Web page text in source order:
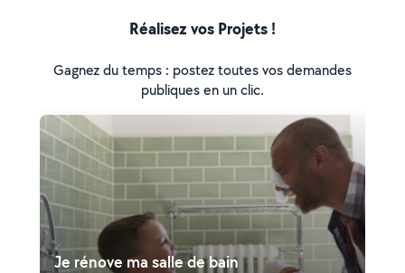
Réalisez vos Projets !
Gagnez du temps : postez toutes vos demandes
publiques en un clic.
Je rénove ma salle de bain